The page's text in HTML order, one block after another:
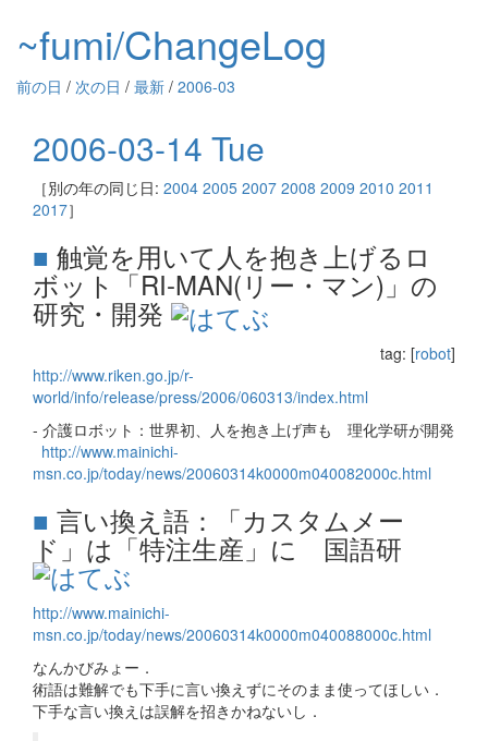
~fumi/ChangeLog
前の日 / 次の日 / 最新 / 2006-03
2006-03-14 Tue
［別の年の同じ日: 2004 2005 2007 2008 2009 2010 2011
2017］
■ 触覚を用いて人を抱き上げるロ
ボット「RI-MAN(リー・マン)」の
研究・開発
tag: [robot]
http://www.riken.go.jp/r-
world/info/release/press/2006/060313/index.html
- 介護ロボット：世界初、人を抱き上げ声も 理化学研が開発
http://www.mainichi-
msn.co.jp/today/news/20060314k0000m040082000c.html
■ 言い換え語：「カスタムメー
ド」は「特注生産」に 国語研
http://www.mainichi-
msn.co.jp/today/news/20060314k0000m040088000c.html
なんかびみょー．
術語は難解でも下手に言い換えずにそのまま使ってほしい．
下手な言い換えは誤解を招きかねないし．